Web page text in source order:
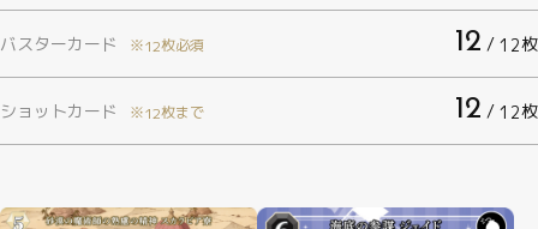
バスターカード ※12枚必須 12 / 12枚
ショットカード ※12枚まで 12 / 12枚